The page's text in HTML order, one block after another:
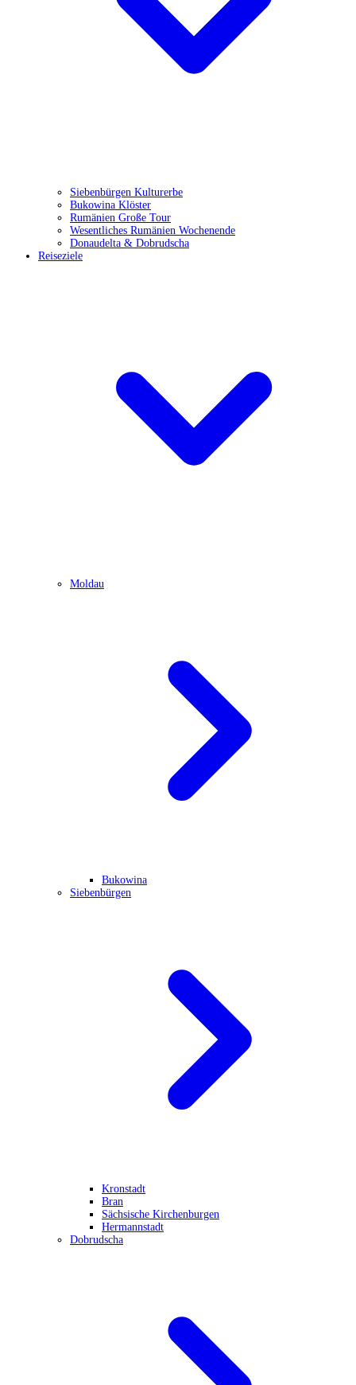
Siebenbürgen Kulturerbe
Bukowina Klöster
Rumänien Große Tour
Wesentliches Rumänien Wochenende
Donaudelta & Dobrudscha
Reiseziele
Moldau
Bukowina
Siebenbürgen
Kronstadt
Bran
Sächsische Kirchenburgen
Hermannstadt
Dobrudscha